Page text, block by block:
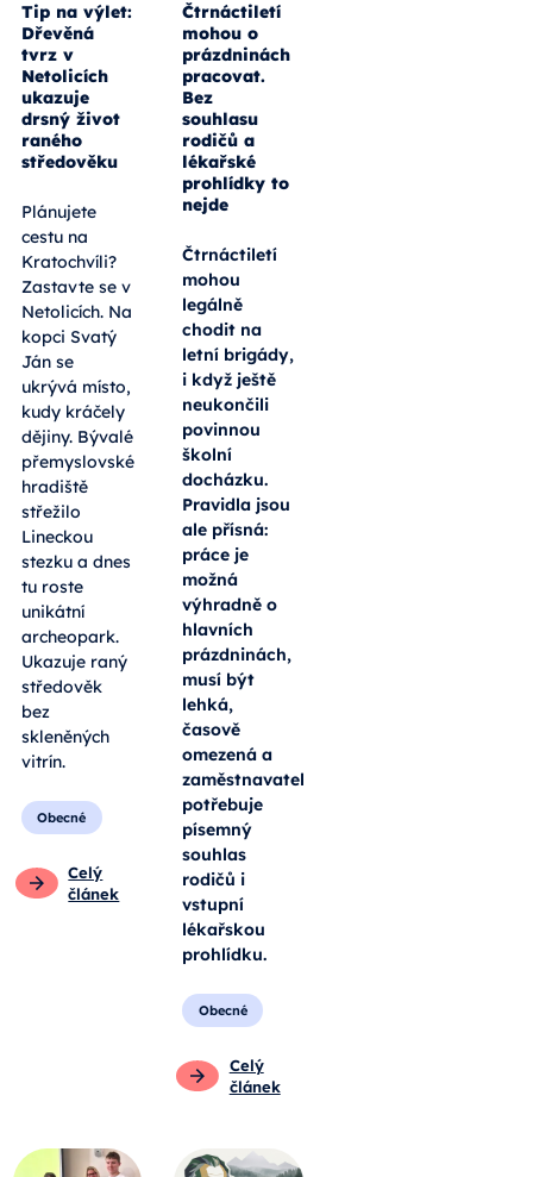
Tip na výlet:
Dřevěná
tvrz v
Netolicích
ukazuje
drsný život
raného
středověku
Plánujete
cestu na
Kratochvíli?
Zastavte se v
Netolicích. Na
kopci Svatý
Ján se
ukrývá místo,
kudy kráčely
dějiny. Bývalé
přemyslovské
hradiště
střežilo
Lineckou
stezku a dnes
tu roste
unikátní
archeopark.
Ukazuje raný
středověk
bez
skleněných
vitrín.
Obecné
Celý
článek
Čtrnáctiletí
mohou o
prázdninách
pracovat.
Bez
souhlasu
rodičů a
lékařské
prohlídky to
nejde
Čtrnáctiletí
mohou
legálně
chodit na
letní brigády,
i když ještě
neukončili
povinnou
školní
docházku.
Pravidla jsou
ale přísná:
práce je
možná
výhradně o
hlavních
prázdninách,
musí být
lehká,
časově
omezená a
zaměstnavatel
potřebuje
písemný
souhlas
rodičů i
vstupní
lékařskou
prohlídku.
Obecné
Celý
článek